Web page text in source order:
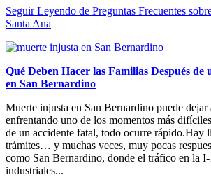
Seguir Leyendo de Preguntas Frecuentes
Santa Ana
Qué Deben Hacer las Familias Después de
en San Bernardino
Muerte injusta en San Bernardino puede dejar
enfrentando uno de los momentos más
de un accidente fatal, todo ocurre rápido.Hay
trámites… y muchas veces, muy pocas
como San Bernardino, donde el tráfico en la
industriales...